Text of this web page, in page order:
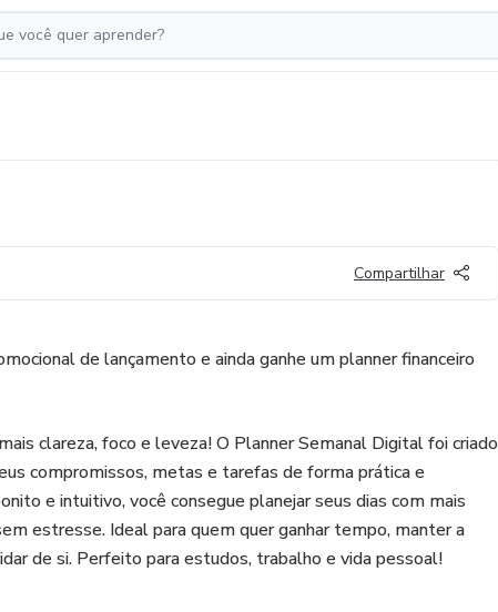
Compartilhar
de lançamento e ainda ganhe um planner financeiro
clareza, foco e leveza! O Planner Semanal Digital foi criado
compromissos, metas e tarefas de forma prática e
e intuitivo, você consegue planejar seus dias com mais
estresse. Ideal para quem quer ganhar tempo, manter a
de si. Perfeito para estudos, trabalho e vida pessoal!